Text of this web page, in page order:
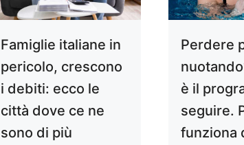
Famiglie italiane in
pericolo, crescono
i debiti: ecco le
città dove ce ne
sono di più
Perdere
è il
seguire.
funziona